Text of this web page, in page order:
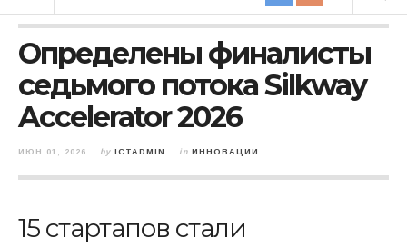
Определены финалисты
седьмого потока Silkway
Accelerator 2026
ИЮН 01, 2026 by ICTADMIN in ИННОВАЦИИ
15 стартапов стали